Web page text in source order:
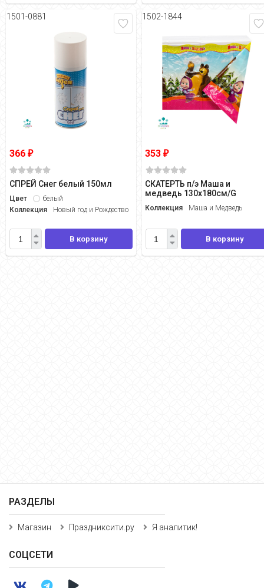
1501-0881
366 ₽
СПРЕЙ Снег белый 150мл
Цвет
белый
Коллекция
Новый год и Рождество
В корзину
1502-1844
353₽
СКАТЕРТЬ п/э Маша и
медведь 130х180см/G
Коллекция Маша и Медведь
В корзину
РАЗДЕЛЫ
Магазин Праздниксити.ру Я аналитик!
СОЦСЕТИ